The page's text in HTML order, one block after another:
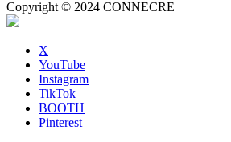
Copyright © 2024 CONNECRE
X
YouTube
Instagram
TikTok
BOOTH
Pinterest